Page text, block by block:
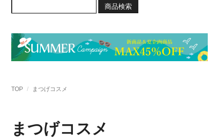
商品検索
TOP まつげコスメ
まつげコスメ